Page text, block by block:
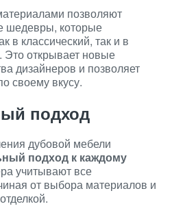
позволяют
шедевры, которые
в классический, так и в
открывает новые
дизайнеров и позволяет
своему вкусу.
подход
дубовой мебели
подход к каждому
учитывают все
от выбора материалов и